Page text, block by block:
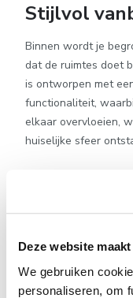
Deze website
We gebruiken
personaliseren, om
Stijlvol
Binnen wordt je
dat de ruimtes doet
is ontworpen met
functionaliteit,
elkaar overvloeien,
huiselijke sfeer
voorzien is van een
verdieping, biedt
modern gezin te
Verder is de woning